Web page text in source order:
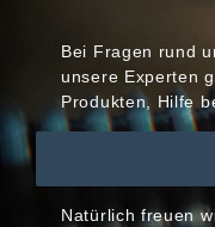
Bei Fragen rund
unsere Experten
Produkten, Hilfe
Natürlich freuen